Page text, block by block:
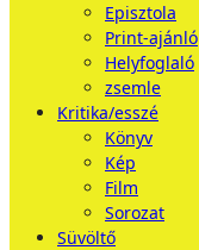
Episztola
Print-ajánló
Helyfoglaló
zsemle
Kritika/esszé
Könyv
Kép
Film
Sorozat
Süvöltő